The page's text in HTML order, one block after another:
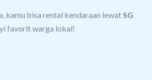
kamu bisa rental kendaraan lewatSG
favorit warga lokal!